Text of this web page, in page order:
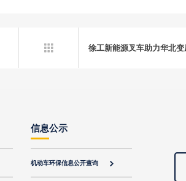
徐工新能源叉车助力华北

信息公示
机动车环保信息公开查询 